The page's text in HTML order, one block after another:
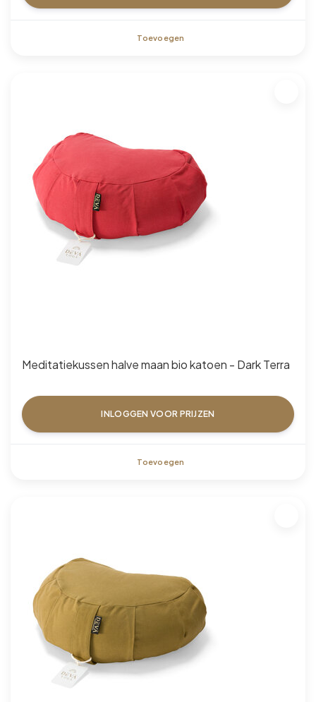
Toevoegen
Meditatiekussen halve maan bio katoen - Dark Terra
INLOGGEN VOOR PRIJZEN
Toevoegen